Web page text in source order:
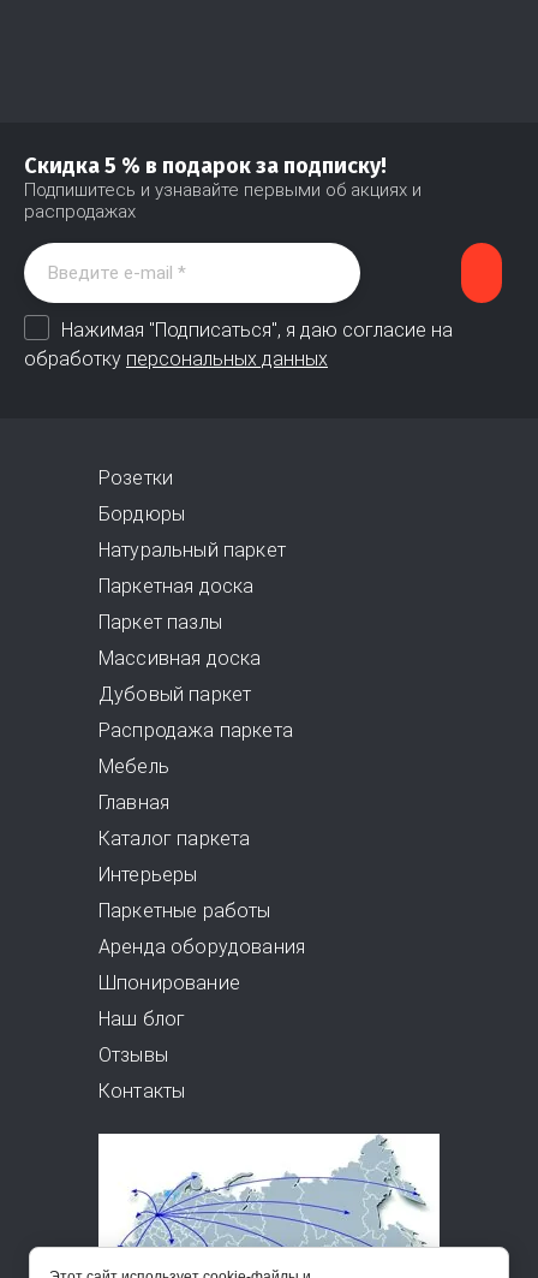
Скидка 5 % в подарок за подписку!
Подпишитесь и узнавайте первыми об акциях и
распродажах
Нажимая "Подписаться", я даю согласие на
обработку персональных данных
Розетки
Бордюры
Натуральный паркет
Паркетная доска
Паркет пазлы
Массивная доска
Дубовый паркет
Распродажа паркета
Мебель
Главная
Каталог паркета
Интерьеры
Паркетные работы
Аренда оборудования
Шпонирование
Наш блог
Отзывы
Контакты